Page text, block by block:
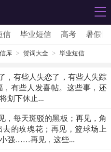
信 毕业短信 高考 暑假快
库 > 贺词大全 > 毕业短信
，有些人失恋了，有些人失踪
有些人发喜帖。这些事，还
划下休止...
，每天斑驳的黑板；再见，角
的玫瑰花；再见，篮球场上
小强……再见，这些...